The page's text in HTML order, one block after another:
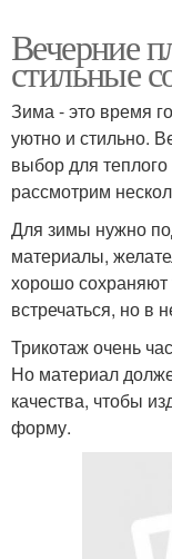
Вечерние
стильные
Зима - это время
уютно и стильно.
выбор для
рассмотрим
Для зимы нужно
материалы,
хорошо сохраняют
встречаться, но в
Трикотаж очень
Но материал
качества, чтобы
форму.